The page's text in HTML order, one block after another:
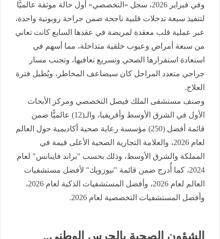
وفي فبراير 2026، سجل «التخصصي» أول حالة موثقة عالميًّا
لتنفيذ سبعة تدخلات قلبية ناجحة ضمن جراحة روبوتية واحدة،
عبر عملية قلب معقدة لمريضة في عقدها السابع كانت تعاني
من سبعة أمراض وعيوب خلقية متداخلة، مما أسهم في
استعادة استقرارها الصحي وتسريع تعافيها، وتجنب مسار
جراحي متعدد المراحل كان سيضاعف المخاطر، ويُطيل فترة
العلاج.
وصنف مستشفى الملك فيصل التخصصي ومركز الأبحاث
الأول في الشرق الأوسط وأفريقيا، والـ(12) عالميًّا ضمن
قائمة أفضل (250) مؤسسة رعاية صحية أكاديمية حول العالم
لعام 2026، والعلامة التجارية الصحية الأعلى قيمة في
المملكة والشرق الأوسط، وذلك بحسب "براند فاينانس" لعام
2024، كما أُدرج ضمن قائمة "نيوزويك" لأفضل مستشفيات
العالم لعام 2026، وأفضل المستشفيات الذكية لعام 2026،
وأفضل المستشفيات التخصصية لعام 2026.
الشؤون الصحية بالحرس الوطني..